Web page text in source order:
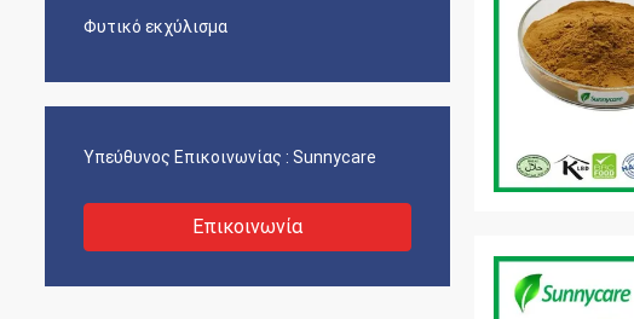
Φυτικό εκχύλισμα
Υπεύθυνος Επικοινωνίας : Sunnycare
Επικοινωνία